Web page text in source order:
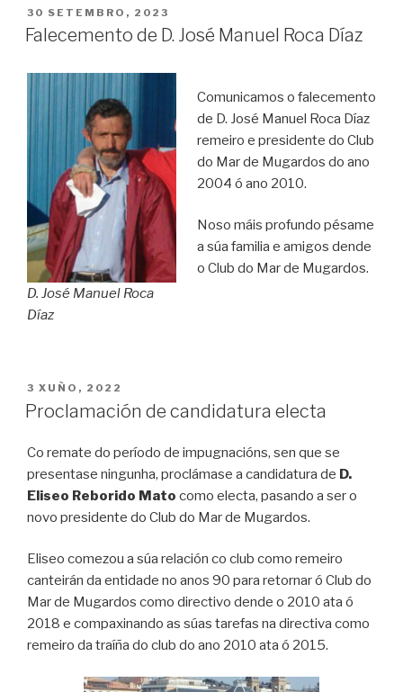
POSTED
ON
30 SETEMBRO, 2023
Falecemento de D. José Manuel Roca Díaz
D. José Manuel Roca
Díaz
Comunicamos o falecemento
de D. José Manuel Roca Díaz
remeiro e presidente do Club
do Mar de Mugardos do ano
2004 ó ano 2010.
Noso máis profundo pésame
a súa familia e amigos dende
o Club do Mar de Mugardos.
POSTED
ON
3 XUÑO, 2022
Proclamación de candidatura electa
Co remate do período de impugnacións, sen que se
presentase ningunha, proclámase a candidatura de D.
Eliseo Reborido Mato como electa, pasando a ser o
novo presidente do Club do Mar de Mugardos.
Eliseo comezou a súa relación co club como remeiro
canteirán da entidade no anos 90 para retornar ó Club do
Mar de Mugardos como directivo dende o 2010 ata ó
2018 e compaxinando as súas tarefas na directiva como
remeiro da traíña do club do ano 2010 ata ó 2015.